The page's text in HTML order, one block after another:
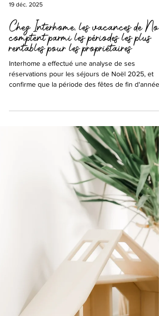
Chez Interhome, les vacances de Noël
comptent parmi les périodes les plus
réservations pour les séjours de Noël 2025, et
confirme que la période des fêtes de fin d'année
représente une opportunité de rentabilisation
significative pour les propriétaires de résidences
secondaires, particulièrement en montagne.